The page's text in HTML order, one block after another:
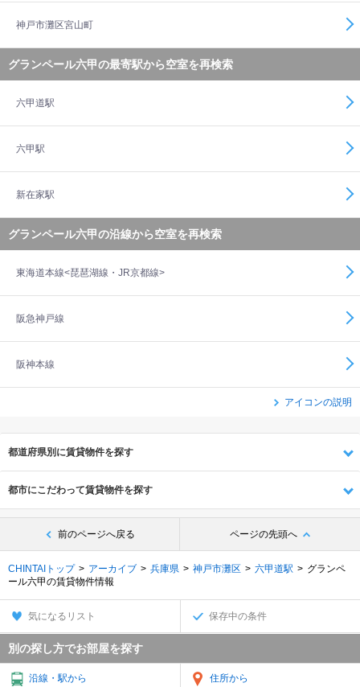
神戸市灘区宮山町
グランペール六甲の最寄駅から空室を再検索
六甲道駅
六甲駅
新在家駅
グランペール六甲の沿線から空室を再検索
東海道本線<琵琶湖線・JR京都線>
阪急神戸線
阪神本線
アイコンの説明
都道府県別に賃貸物件を探す
都市にこだわって賃貸物件を探す
前のページへ戻る ページの先頭へ
CHINTAIトップ アーカイブ 兵庫県 神戸市灘区 六甲道駅
グランペ
ール六甲の賃貸物件情報
気になるリスト 保存中の条件
別の探し方でお部屋を探す
沿線・駅から 住所から